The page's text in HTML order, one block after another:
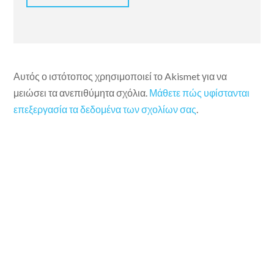
Αυτός ο ιστότοπος χρησιμοποιεί το Akismet για να
μειώσει τα ανεπιθύμητα σχόλια. Μάθετε πώς υφίστανται
επεξεργασία τα δεδομένα των σχολίων σας.